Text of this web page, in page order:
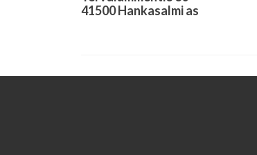
41500 Hankasalmi as